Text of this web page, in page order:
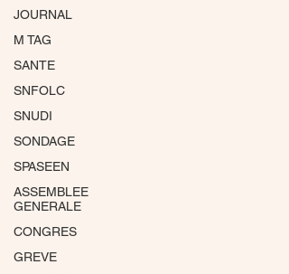
JOURNAL
M TAG
SANTE
SNFOLC
SNUDI
SONDAGE
SPASEEN
ASSEMBLEE
GENERALE
CONGRES
GREVE